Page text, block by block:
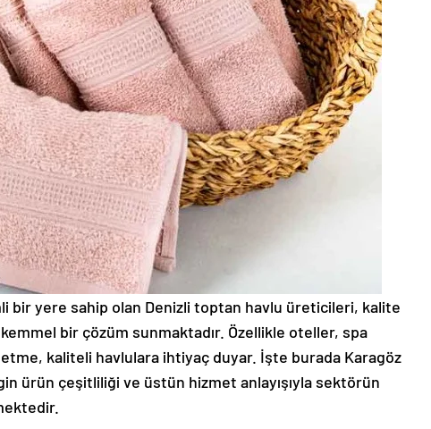
bir yere sahip olan Denizli toptan havlu üreticileri, kalite
bir çözüm sunmaktadır. Özellikle oteller, spa
kaliteli havlulara ihtiyaç duyar. İşte burada Karagöz
ürün çeşitliliği ve üstün hizmet anlayışıyla sektörün